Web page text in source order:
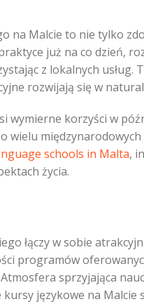
na Malcie to nie tylko
już na co dzień,
z lokalnych
rozwijają się w
wymierne korzyści w
wielu
schools in Malta,
życia.
łączy w sobie
programów
sprzyjająca
językowe na Malcie